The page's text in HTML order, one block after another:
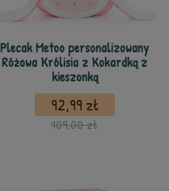
Plecak Metoo personalizowany
Różowa Królisia z Kokardką z
kieszonką
92,99 zł
109,00 zł